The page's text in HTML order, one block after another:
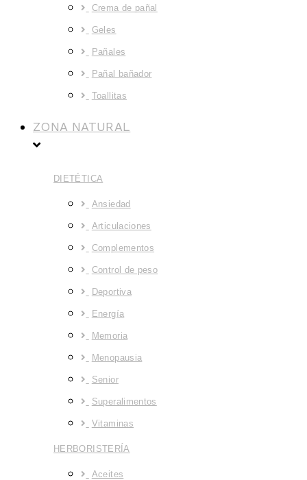
Crema de pañal
Geles
Pañales
Pañal bañador
Toallitas
ZONA NATURAL
DIETÉTICA
Ansiedad
Articulaciones
Complementos
Control de peso
Deportiva
Energía
Memoria
Menopausia
Senior
Superalimentos
Vitaminas
HERBORISTERÍA
Aceites